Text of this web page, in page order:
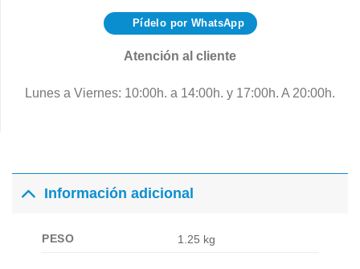
Pídelo por WhatsApp
Atención al cliente
Lunes a Viernes: 10:00h. a 14:00h. y 17:00h. A 20:00h.
Información adicional
PESO 1.25 kg